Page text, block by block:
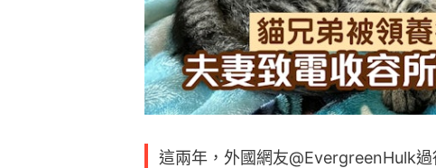
這兩年，外國網友@EvergreenHulk過